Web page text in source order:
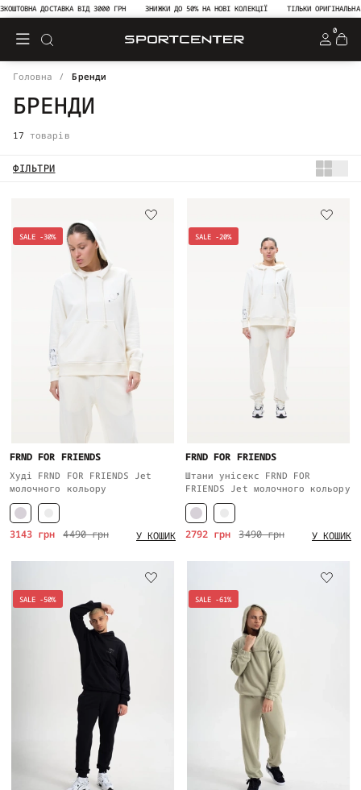
ДОСТАВКА ВІД 3000 ГРН ЗНИЖКИ ДО 50% НА НОВІ КОЛЕКЦІЇ ТІЛЬКИ ОРИГІНАЛЬНА
0
Головна Бренди
БРЕНДИ
17 товарів
ФІЛЬТРИ
SALE -30%
FRND FOR FRIENDS
Худі FRND FOR FRIENDS Jet
молочного кольору
4490 грн
3143 грн У КОШИК
SALE -20%
FRND FOR FRIENDS
Штани унісекс FRND FOR
FRIENDS Jet молочного кольору
3490 грн
2792 грн У КОШИК
SALE -50% SALE -61%